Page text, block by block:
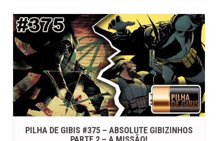
PILHA DE GIBIS #375 – ABSOLUTE GIBIZINHOS